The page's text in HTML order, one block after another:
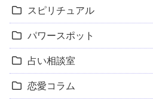
スピリチュアル
パワースポット
占い相談室
恋愛コラム